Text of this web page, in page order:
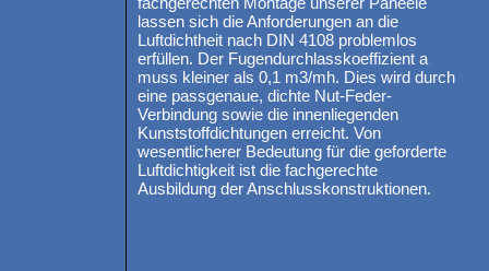
lassen sich die Anforderungen an die
Luftdichtheit nach DIN 4108 problemlos
erfüllen. Der Fugendurchlasskoeffizient a
muss kleiner als 0,1 m3/mh. Dies wird durch
eine passgenaue, dichte Nut-Feder-
Verbindung sowie die innenliegenden
Kunststoffdichtungen erreicht. Von
wesentlicherer Bedeutung für die geforderte
Luftdichtigkeit ist die fachgerechte
Ausbildung der Anschlusskonstruktionen.